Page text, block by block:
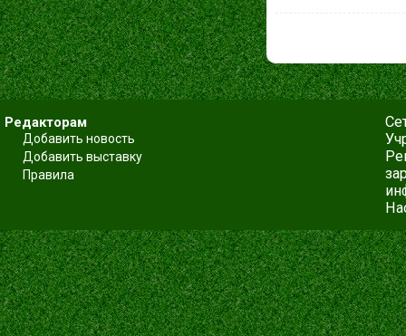
Редакторам
Добавить новость
Добавить выставку
Правила